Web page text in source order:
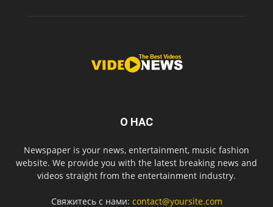
О НАС
Newspaper is your news, entertainment, music fashion
website. We provide you with the latest breaking news and
videos straight from the entertainment industry.
Свяжитесь с нами: contact@yoursite.com